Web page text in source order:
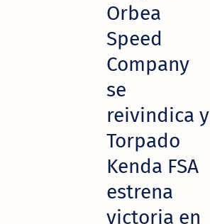
Orbea
Speed
Company
se
reivindica y
Torpado
Kenda FSA
estrena
victoria en